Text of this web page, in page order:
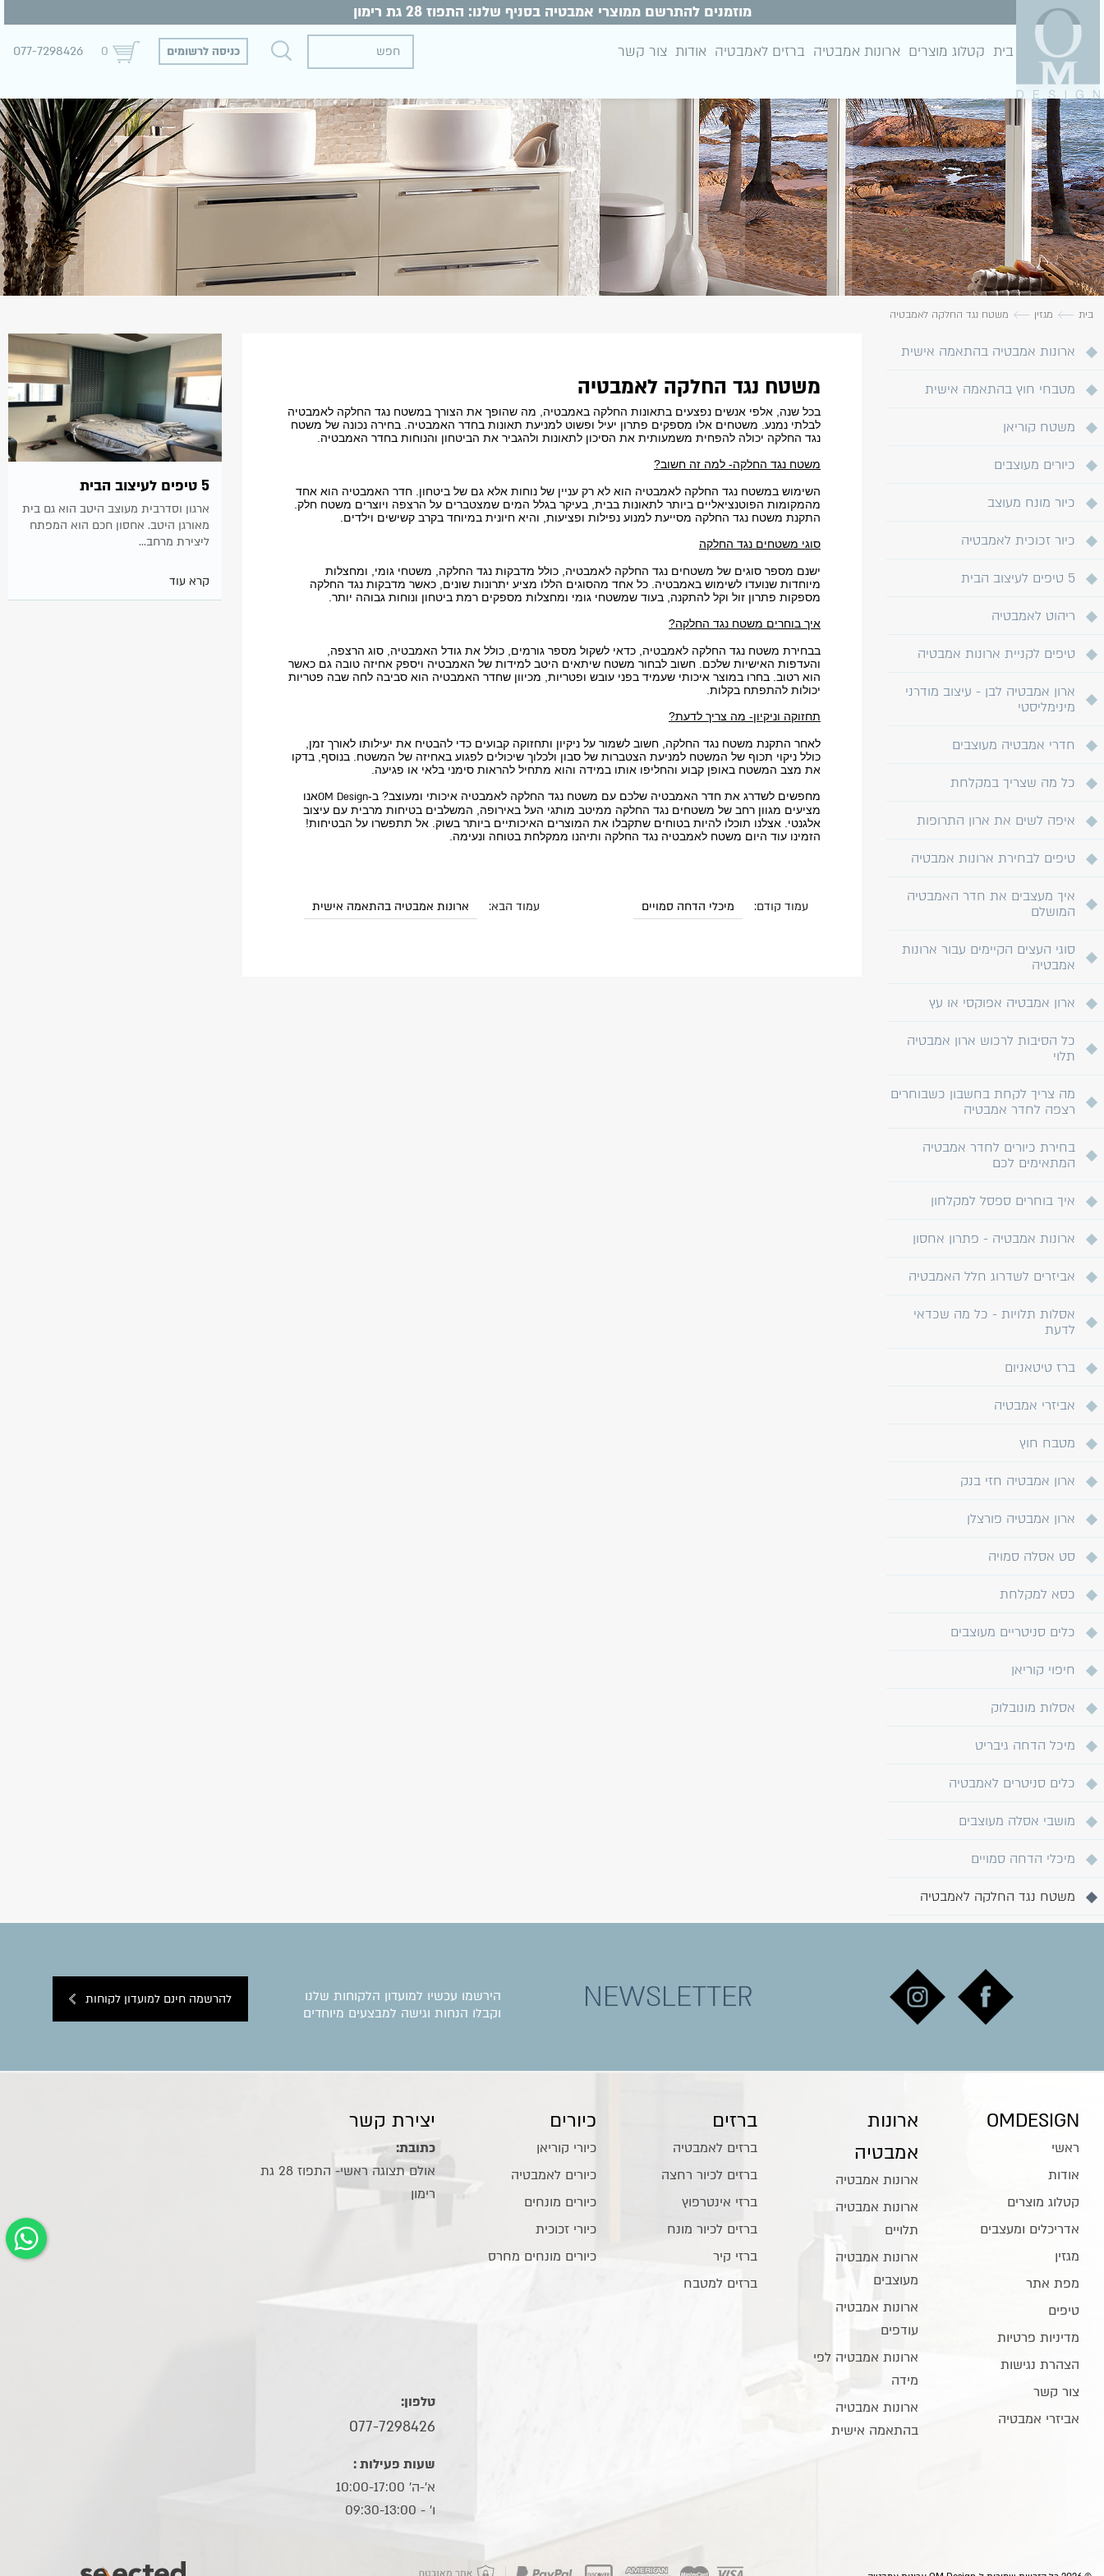
מוזמנים להתרשם ממוצרי אמבטיה בסניף שלנו: התפוז 28 גת רימון
בית קטלוג מוצרים ארונות אמבטיה ברזים לאמבטיה אודות צור קשר כניסה לרשומים 0
077-7298426
בית מגזין משטח נגד החלקה לאמבטיה
ארונות אמבטיה בהתאמה אישית
מטבחי חוץ בהתאמה אישית
משטח קוריאן
כיורים מעוצבים
כיור מונח מעוצב
כיור זכוכית לאמבטיה
5 טיפים לעיצוב הבית
ריהוט לאמבטיה
טיפים לקניית ארונות אמבטיה
ארון אמבטיה לבן - עיצוב מודרני
מינימליסטי
חדרי אמבטיה מעוצבים
כל מה שצריך במקלחת
איפה לשים את ארון התרופות
טיפים לבחירת ארונות אמבטיה
איך מעצבים את חדר האמבטיה
המושלם
סוגי העצים הקיימים עבור ארונות
אמבטיה
ארון אמבטיה אפוקסי או עץ
כל הסיבות לרכוש ארון אמבטיה
תלוי
מה צריך לקחת בחשבון כשבוחרים
רצפה לחדר אמבטיה
בחירת כיורים לחדר אמבטיה
המתאימים לכם
איך בוחרים ספסל למקלחון
ארונות אמבטיה - פתרון אחסון
אביזרים לשדרוג חלל האמבטיה
אסלות תלויות - כל מה שכדאי
לדעת
ברז טיטאניום
אביזרי אמבטיה
מטבח חוץ
ארון אמבטיה חזי בנק
ארון אמבטיה פורצלן
סט אסלה סמויה
כסא למקלחת
כלים סניטריים מעוצבים
חיפוי קוריאן
אסלות מונובלוק
מיכל הדחה גיבריט
כלים סניטרים לאמבטיה
מושבי אסלה מעוצבים
מיכלי הדחה סמויים
משטח נגד החלקה לאמבטיה
משטח נגד החלקה לאמבטיה
בכל שנה, אלפי אנשים נפצעים בתאונות החלקה באמבטיה, מה שהופך את הצורך במשטח נגד החלקה לאמבטיה
לבלתי נמנע. משטחים אלו מספקים פתרון יעיל ופשוט למניעת תאונות בחדר האמבטיה. בחירה נכונה של משטח
נגד החלקה יכולה להפחית משמעותית את הסיכון לתאונות ולהגביר את הביטחון והנוחות בחדר האמבטיה.
משטח נגד החלקה- למה זה חשוב?
השימוש במשטח נגד החלקה לאמבטיה הוא לא רק עניין של נוחות אלא גם של ביטחון. חדר האמבטיה הוא אחד
מהמקומות הפוטנציאליים ביותר לתאונות בבית, בעיקר בגלל המים שמצטברים על הרצפה ויוצרים משטח חלק.
התקנת משטח נגד החלקה מסייעת למנוע נפילות ופציעות, והיא חיונית במיוחד בקרב קשישים וילדים.
סוגי משטחים נגד החלקה
ישנם מספר סוגים של משטחים נגד החלקה לאמבטיה, כולל מדבקות נגד החלקה, משטחי גומי, ומחצלות
מיוחדות שנועדו לשימוש באמבטיה. כל אחד מהסוגים הללו מציע יתרונות שונים, כאשר מדבקות נגד החלקה
מספקות פתרון זול וקל להתקנה, בעוד שמשטחי גומי ומחצלות מספקים רמת ביטחון ונוחות גבוהה יותר.
איך בוחרים משטח נגד החלקה?
בבחירת משטח נגד החלקה לאמבטיה, כדאי לשקול מספר גורמים, כולל את גודל האמבטיה, סוג הרצפה,
והעדפות האישיות שלכם. חשוב לבחור משטח שיתאים היטב למידות של האמבטיה ויספק אחיזה טובה גם כאשר
הוא רטוב. בחרו במוצר איכותי שעמיד בפני עובש ופטריות, מכיוון שחדר האמבטיה הוא סביבה לחה שבה פטריות
יכולות להתפתח בקלות.
תחזוקה וניקיון- מה צריך לדעת?
לאחר התקנת משטח נגד החלקה, חשוב לשמור על ניקיון ותחזוקה קבועים כדי להבטיח את יעילותו לאורך זמן,
כולל ניקוי תכוף של המשטח למניעת הצטברות של סבון ולכלוך שיכולים לפגוע באחיזה של המשטח. בנוסף, בדקו
את מצב המשטח באופן קבוע והחליפו אותו במידה והוא מתחיל להראות סימני בלאי או פגיעה.
מחפשים לשדרג את חדר האמבטיה שלכם עם משטח נגד החלקה לאמבטיה איכותי ומעוצב? ב-OM Designאנו
מציעים מגוון רחב של משטחים נגד החלקה ממיטב מותגי העל באירופה, המשלבים בטיחות מרבית עם עיצוב
אלגנטי. אצלנו תוכלו להיות בטוחים שתקבלו את המוצרים האיכותיים ביותר בשוק. אל תתפשרו על הבטיחות!
הזמינו עוד היום משטח לאמבטיה נגד החלקה ותיהנו ממקלחת בטוחה ונעימה.
עמוד קודם: מיכלי הדחה סמויים עמוד הבא: ארונות אמבטיה בהתאמה אישית
5 טיפים לעיצוב הבית
ארגון וסדרבית מעוצב היטב הוא גם בית
מאורגן היטב. אחסון חכם הוא המפתח
ליצירת מרחב...
קרא עוד
NEWSLETTER
הירשמו עכשיו למועדון הלקוחות שלנו
וקבלו הנחות וגישה למבצעים מיוחדים
להרשמה חינם למועדון לקוחות
OMDESIGN
ראשי
אודות
קטלוג מוצרים
אדריכלים ומעצבים
מגזין
מפת אתר
טיפים
מדיניות פרטיות
הצהרת נגישות
צור קשר
אביזרי אמבטיה
ארונות
אמבטיה
ארונות אמבטיה
ארונות אמבטיה
תלויים
ארונות אמבטיה
מעוצבים
ארונות אמבטיה
עודפים
ארונות אמבטיה לפי
מידה
ארונות אמבטיה
בהתאמה אישית
ברזים
ברזים לאמבטיה
ברזים לכיור רחצה
ברזי אינטרפוץ
ברזים לכיור מונח
ברזי קיר
ברזים למטבח
כיורים
כיורי קוריאן
כיורים לאמבטיה
כיורים מונחים
כיורי זכוכית
כיורים מונחים מחרס
יצירת קשר
כתובת:
אולם תצוגה ראשי- התפוז 28 גת
רימון
טלפון:
077-7298426
שעות פעילות :
א'-ה' 10:00-17:00
ו׳ - 09:30-13:00